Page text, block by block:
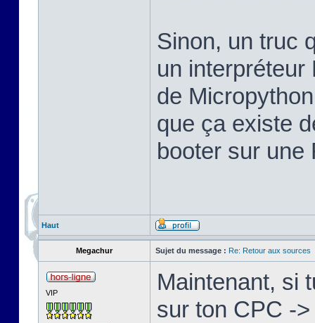
Sinon, un truc
un interpréteur
de
que ça existe
booter sur une
Haut
Megachur Sujet du message : Re: Retour aux sources
VIP
Maintenant, si
sur ton CPC -